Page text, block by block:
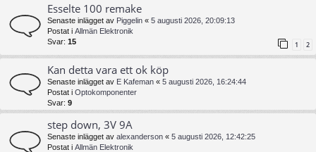
Esselte 100 remake
Senaste inlägget av Piggelin « 5 augusti 2026, 20:09:13
Postat i Allmän Elektronik
Svar: 15 1 2
Kan detta vara ett ok köp
Senaste inlägget av E Kafeman « 5 augusti 2026, 16:24:44
Postat i Optokomponenter
Svar: 9
step down, 3V 9A
Senaste inlägget av alexanderson « 5 augusti 2026, 12:42:25
Postat i Allmän Elektronik